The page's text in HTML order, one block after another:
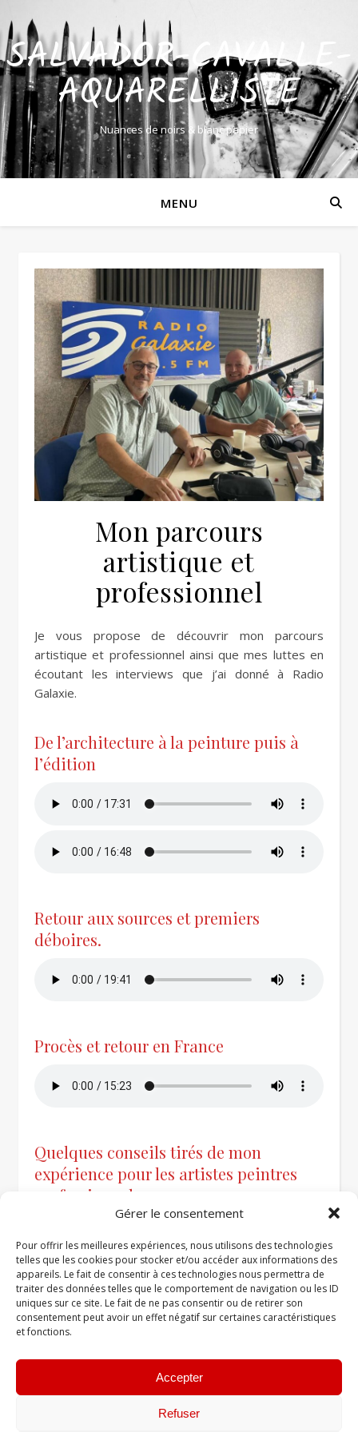
Gérer le consentement
Pour offrir les meilleures expériences, nous utilisons des technologies
telles que les cookies pour stocker et/ou accéder aux informations des
appareils. Le fait de consentir à ces technologies nous permettra de
traiter des données telles que le comportement de navigation ou les ID
uniques sur ce site. Le fait de ne pas consentir ou de retirer son
consentement peut avoir un effet négatif sur certaines caractéristiques
et fonctions.
Accepter
Refuser
SALVADOR-CAVALLE-
AQUARELLISTE
Nuances de noirs & blanc papier
MENU
Mon parcours
artistique et
professionnel
Je vous propose de découvrir mon parcours
artistique et professionnel ainsi que mes luttes en
écoutant les interviews que j’ai donné à Radio
Galaxie.
De l’architecture à la peinture puis à
l’édition
Retour aux sources et premiers
déboires.
Procès et retour en France
Quelques conseils tirés de mon
expérience pour les artistes peintres
professionnels.
FacebookInstagram